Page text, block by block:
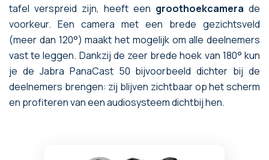
tafel verspreid zijn, heeft een groothoekcamera de
voorkeur. Een camera met een brede gezichtsveld
(meer dan 120°) maakt het mogelijk om alle deelnemers
vast te leggen. Dankzij de zeer brede hoek van 180° kun
je de Jabra PanaCast 50 bijvoorbeeld dichter bij de
deelnemers brengen: zij blijven zichtbaar op het scherm
en profiteren van een audiosysteem dichtbij hen.